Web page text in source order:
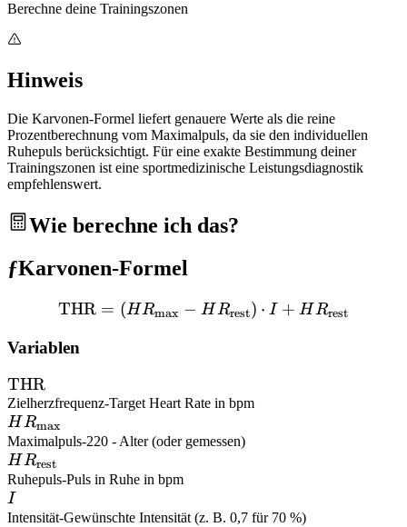
Berechne deine Trainingszonen
Hinweis
Die Karvonen-Formel liefert genauere Werte als die reine
Prozentberechnung vom Maximalpuls, da sie den individuellen
Ruhepuls berücksichtigt. Für eine exakte Bestimmung deiner
Trainingszonen ist eine sportmedizinische Leistungsdiagnostik
empfehlenswert.
Wie berechne ich das?
ƒKarvonen-Formel
\text{THR} =
THR = (HRmax − HRrest) ⋅ I + HRrest
Variablen
\text{THR}
THR
Zielherzfrequenz-Target Heart Rate in bpm
HR_{\max}
HRmax
Maximalpuls-220 - Alter (oder gemessen)
HR_{\text{rest}}
HRrest
Ruhepuls-Puls in Ruhe in bpm
I
I
Intensität-Gewünschte Intensität (z. B. 0,7 für 70 %)